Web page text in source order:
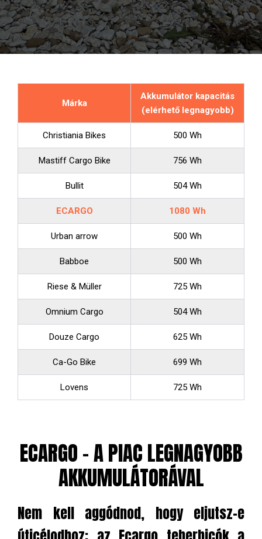
Márka
Akkumulátor kapacitás
(elérhető legnagyobb)
Christiania Bikes 500 Wh
Mastiff Cargo Bike 756 Wh
Bullit 504 Wh
ECARGO 1080 Wh
Urban arrow 500 Wh
Babboe 500 Wh
Riese & Müller 725 Wh
Omnium Cargo 504 Wh
Douze Cargo 625 Wh
Ca-Go Bike 699 Wh
Lovens 725 Wh
ECARGO - A PIAC LEGNAGYOBB
AKKUMULÁTORÁVAL
Nem kell aggódnod, hogy eljutsz-e